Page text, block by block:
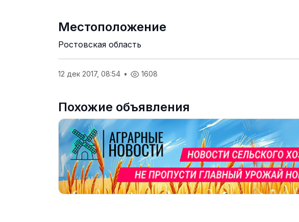
Местоположение
Ростовская область
12 дек 2017, 08:54 • 1608
Похожие объявления